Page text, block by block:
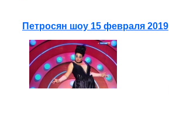
Петросян шоу 15 февраля 2019